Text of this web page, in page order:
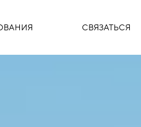
СВЯЗАТЬСЯ